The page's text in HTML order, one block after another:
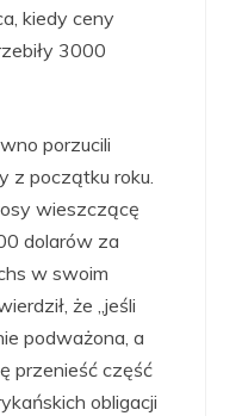
kiedy ceny
3000
porzucili
z początku roku.
wieszczącę
dolarów za
w swoim
że „jeśli
podważona, a
przenieść część
obligacji